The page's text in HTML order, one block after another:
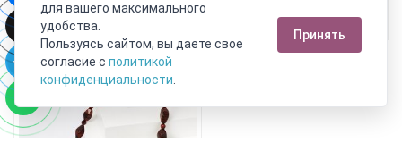
Подробнее
для вашего максимального
удобства.
Пользуясь сайтом, вы даете свое
согласие с политикой
конфиденциальности
Принять